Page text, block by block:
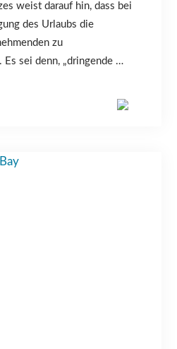
weist darauf hin, dass bei
des Urlaubs die
zu
Es sei denn, „dringende …